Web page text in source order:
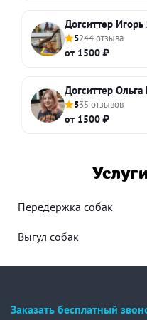
Догситтер Игорь
5244 отзыва
от 1500 ₽
Догситтер Ольга
535 отзывов
от 1500 ₽
Передержка собак
Выгул собак
Заказать бесплатный